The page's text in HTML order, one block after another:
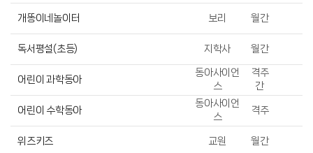
개똥이네놀이터 보리 월간
독서평설(초등) 지학사 월간
어린이 과학동아
동아사이언
스
격주
간
어린이 수학동아
동아사이언
스
격주
위즈키즈 교원 월간